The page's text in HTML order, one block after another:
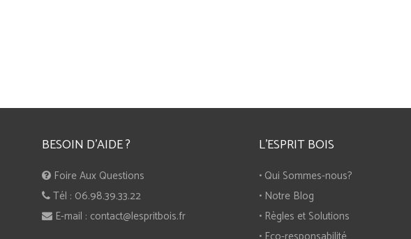
BESOIN D'AIDE ?
Foire Aux Questions
Tél : 06.98.39.33.22
E-mail : contact@lespritbois.fr
L'ESPRIT BOIS
• Qui Sommes-nous?
• Notre Blog
• Règles et Solutions